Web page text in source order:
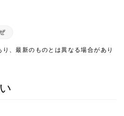
、最新のものとは異なる場合があり